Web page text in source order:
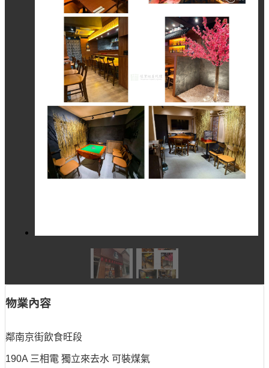
物業內容
鄰南京街飲食旺段
190A 三相電 獨立來去水 可裝煤氣